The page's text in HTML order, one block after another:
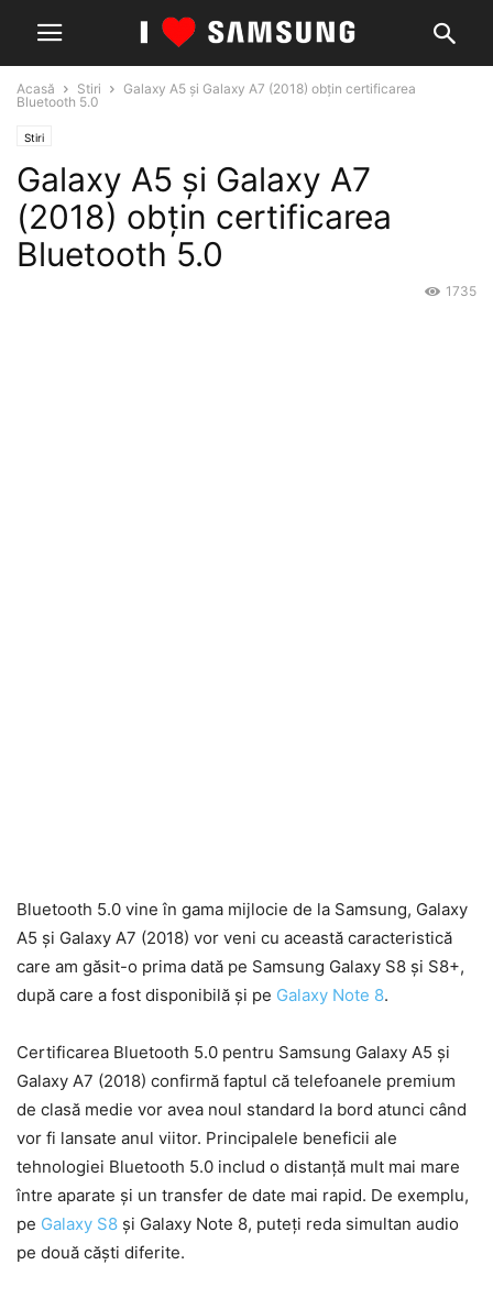
Acasă Stiri
Galaxy A5 și Galaxy A7 (2018) obțin certificarea
Bluetooth 5.0
Stiri
Galaxy A5 și Galaxy A7
(2018) obțin certificarea
Bluetooth 5.0
1735
Bluetooth 5.0 vine în gama mijlocie de la Samsung, Galaxy
A5 și Galaxy A7 (2018) vor veni cu această caracteristică
care am găsit-o prima dată pe Samsung Galaxy S8 și S8+,
după care a fost disponibilă și pe Galaxy Note 8.
Certificarea Bluetooth 5.0 pentru Samsung Galaxy A5 și
Galaxy A7 (2018) confirmă faptul că telefoanele premium
de clasă medie vor avea noul standard la bord atunci când
vor fi lansate anul viitor. Principalele beneficii ale
tehnologiei Bluetooth 5.0 includ o distanță mult mai mare
între aparate și un transfer de date mai rapid. De exemplu,
pe Galaxy S8 și Galaxy Note 8, puteți reda simultan audio
pe două căști diferite.